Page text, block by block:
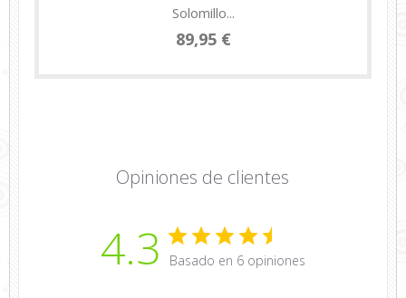
Solomillo...
89,95 €
Opiniones de clientes
4.3 Basado en 6 opiniones